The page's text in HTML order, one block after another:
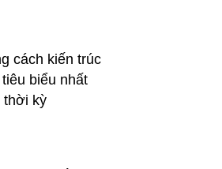
cách kiến trúc
biểu nhất
thời kỳ